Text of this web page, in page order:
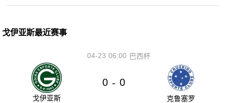
戈伊亚斯最近赛事
06:00
04-23 巴西杯
戈伊亚斯
0 - 0
克鲁塞罗